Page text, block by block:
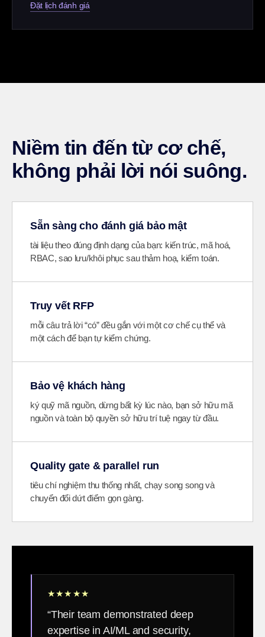
Đặt lịch đánh giá
Niềm tin đến từ cơ chế,
không phải lời nói suông.
Sẵn sàng cho đánh giá bảo mật
tài liệu theo đúng định dạng của bạn: kiến trúc, mã hoá,
RBAC, sao lưu/khôi phục sau thảm hoạ, kiểm toán.
Truy vết RFP
mỗi câu trả lời “có” đều gắn với một cơ chế cụ thể và
một cách để bạn tự kiểm chứng.
Bảo vệ khách hàng
ký quỹ mã nguồn, dừng bất kỳ lúc nào, bạn sở hữu mã
nguồn và toàn bộ quyền sở hữu trí tuệ ngay từ đầu.
Quality gate & parallel run
tiêu chí nghiệm thu thống nhất, chạy song song và
chuyển đổi dứt điểm gọn gàng.
★★★★★
“Their team demonstrated deep
expertise in AI/ML and security,